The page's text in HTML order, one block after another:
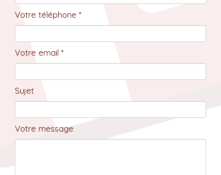
Votre téléphone *
Votre email *
Sujet
Votre message